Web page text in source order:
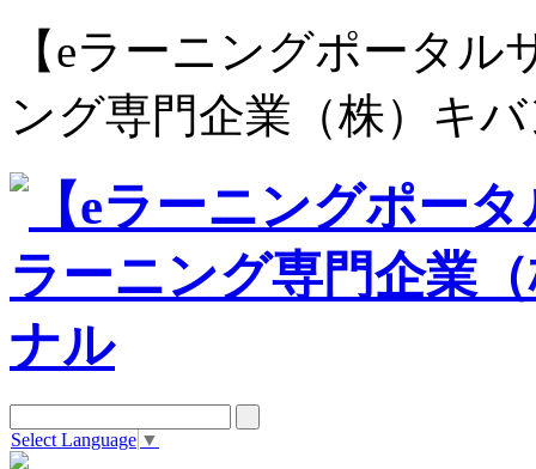
【eラーニングポータル
ング専門企業（株）キ
Select Language ▼